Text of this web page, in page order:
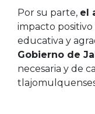
Por su parte, el
impacto
educativa y
Gobierno de
necesaria y de